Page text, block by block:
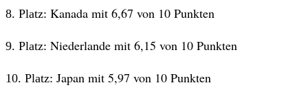
8. Platz: Kanada mit 6,67 von 10 Punkten
9. Platz: Niederlande mit 6,15 von 10 Punkten
10. Platz: Japan mit 5,97 von 10 Punkten